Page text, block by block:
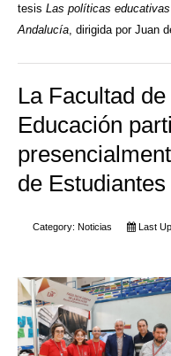
tesis Las políticas
Andalucía , dirigida por Juan
La Facultad
Educación
de
Category: Noticias Last